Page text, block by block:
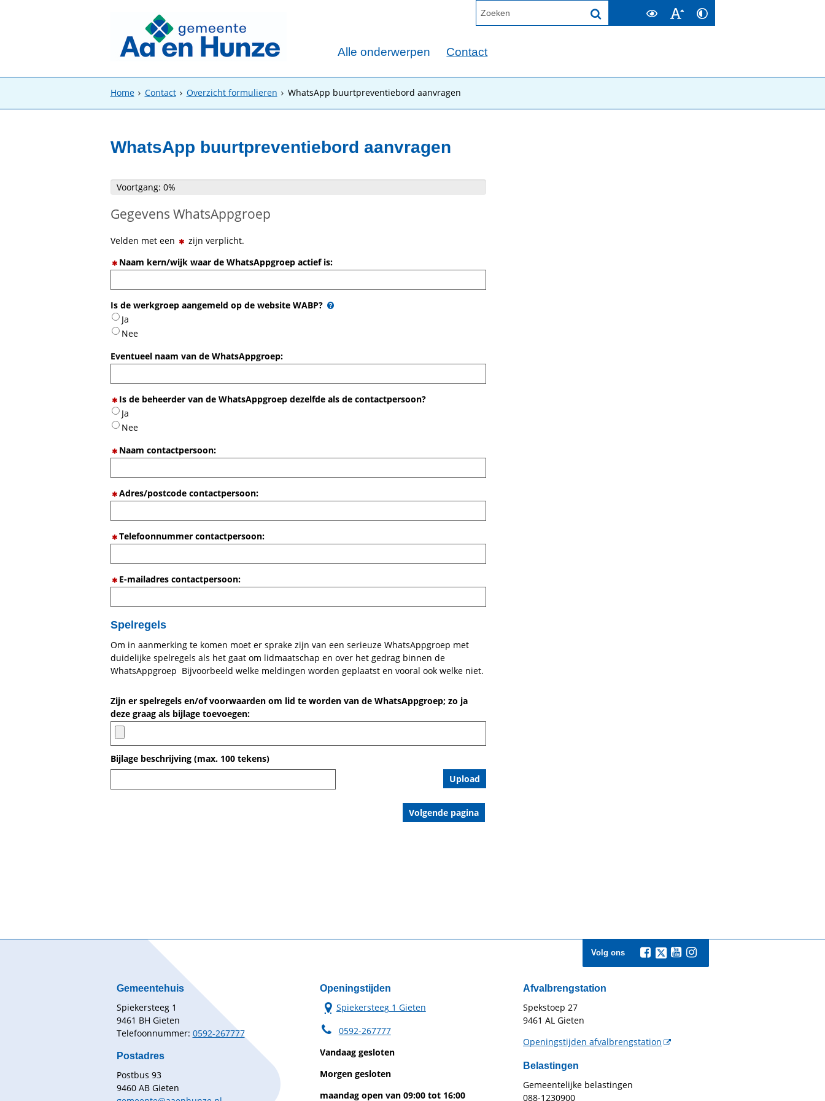
Alle onderwerpen Contact
Home Contact Overzicht formulieren WhatsApp buurtpreventiebord aanvragen
WhatsApp buurtpreventiebord aanvragen
Voortgang: 0%
Voortgang: 0%
Gegevens WhatsAppgroep
Velden met een
zijn verplicht.
Naam kern/wijk waar de WhatsAppgroep actief is:
Is de werkgroep aangemeld op de website WABP?
Ja
Nee
Eventueel naam van de WhatsAppgroep:
Is de beheerder van de WhatsAppgroep dezelfde als de contactpersoon?
Ja
Nee
Naam contactpersoon:
Adres/postcode contactpersoon:
Telefoonnummer contactpersoon:
E-mailadres contactpersoon:
Spelregels
Om in aanmerking te komen moet er sprake zijn van een serieuze WhatsAppgroep met
duidelijke spelregels als het gaat om lidmaatschap en over het gedrag binnen de
WhatsAppgroep Bijvoorbeeld welke meldingen worden geplaatst en vooral ook welke niet.
Zijn er spelregels en/of voorwaarden om lid te worden van de WhatsAppgroep; zo ja
deze graag als bijlage toevoegen:
Bijlage beschrijving (max. 100 tekens)
Volg ons
Gemeentehuis
Spiekersteeg 1
9461 BH Gieten
Telefoonnummer: 0592-267777
Postadres
Postbus 93
9460 AB Gieten
Openingstijden
Spiekersteeg 1 Gieten
0592-267777
Vandaag gesloten
Morgen gesloten
maandag open van 09:00 tot 16:00
Afvalbrengstation
Spekstoep 27
9461 AL Gieten
Openingstijden afvalbrengstation
Belastingen
Gemeentelijke belastingen
088-1230900